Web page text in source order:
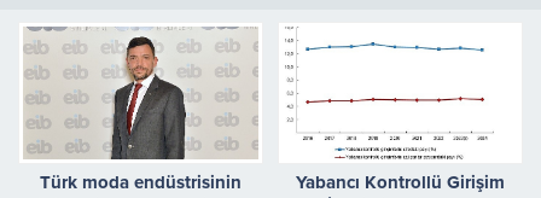
Türk moda endüstrisinin
Yabancı Kontrollü Girişim